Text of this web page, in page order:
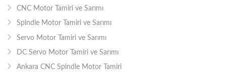
CNC Motor Tamiri ve Sarımı
Spindle Motor Tamiri ve Sarımı
Servo Motor Tamiri ve Sarımı
DC Servo Motor Tamiri ve Sarımı
Ankara CNC Spindle Motor Tamiri